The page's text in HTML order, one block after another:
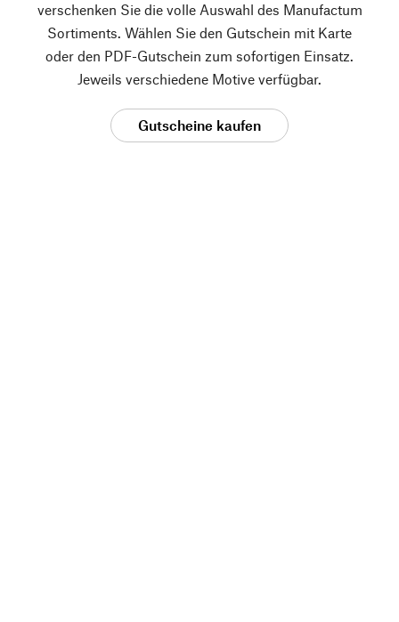
verschenken Sie die volle Auswahl des Manufactum
Sortiments. Wählen Sie den Gutschein mit Karte
oder den PDF-Gutschein zum sofortigen Einsatz.
Jeweils verschiedene Motive verfügbar.
Gutscheine kaufen